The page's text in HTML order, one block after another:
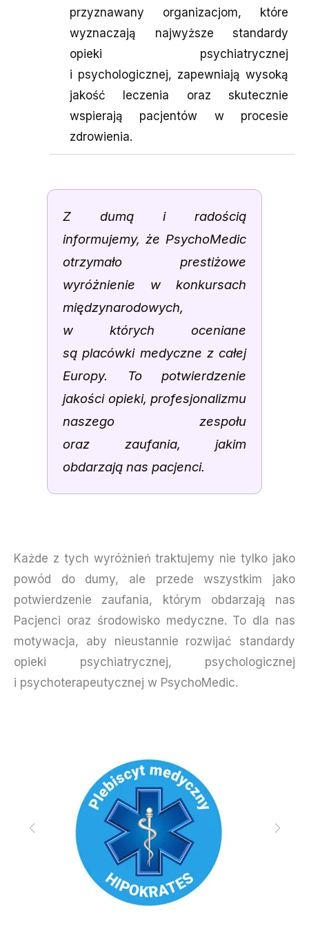
przyznawany organizacjom, które
wyznaczają najwyższe standardy
opieki psychiatrycznej
i psychologicznej, zapewniają wysoką
jakość leczenia oraz skutecznie
wspierają pacjentów w procesie
zdrowienia.
Z dumą i radością
informujemy, że PsychoMedic
otrzymało prestiżowe
wyróżnienie w konkursach
międzynarodowych,
w których oceniane
są placówki medyczne z całej
Europy. To potwierdzenie
jakości opieki, profesjonalizmu
naszego zespołu
oraz zaufania, jakim
obdarzają nas pacjenci.
Każde z tych wyróżnień traktujemy nie tylko jako
powód do dumy, ale przede wszystkim jako
potwierdzenie zaufania, którym obdarzają nas
Pacjenci oraz środowisko medyczne. To dla nas
motywacja, aby nieustannie rozwijać standardy
opieki psychiatrycznej, psychologicznej
i psychoterapeutycznej w PsychoMedic.